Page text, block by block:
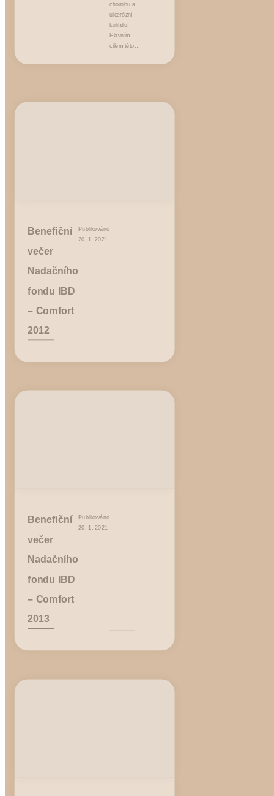
chorobu a
ulcerózní
kolitidu.
Hlavním
cílem této…
Benefiční
večer
Nadačního
fondu IBD
– Comfort
2012
Publikováno
20. 1. 2021
Benefiční
večer
Nadačního
fondu IBD
– Comfort
2013
Publikováno
20. 1. 2021